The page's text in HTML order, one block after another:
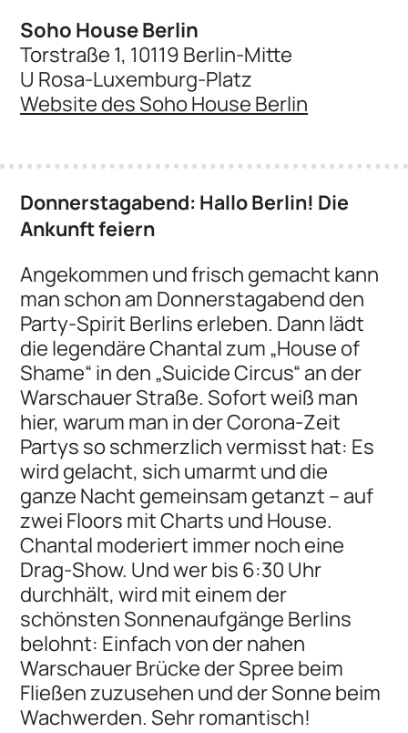
Soho House Berlin
Torstraße 1, 10119 Berlin-Mitte
U Rosa-Luxemburg-Platz
Website des Soho House Berlin
Donnerstagabend: Hallo Berlin! Die
Ankunft feiern
Angekommen und frisch gemacht kann
man schon am Donnerstagabend den
Party-Spirit Berlins erleben. Dann lädt
die legendäre Chantal zum „House of
Shame“ in den „Suicide Circus“ an der
Warschauer Straße. Sofort weiß man
hier, warum man in der Corona-Zeit
Partys so schmerzlich vermisst hat: Es
wird gelacht, sich umarmt und die
ganze Nacht gemeinsam getanzt – auf
zwei Floors mit Charts und House.
Chantal moderiert immer noch eine
Drag-Show. Und wer bis 6:30 Uhr
durchhält, wird mit einem der
schönsten Sonnenaufgänge Berlins
belohnt: Einfach von der nahen
Warschauer Brücke der Spree beim
Fließen zuzusehen und der Sonne beim
Wachwerden. Sehr romantisch!